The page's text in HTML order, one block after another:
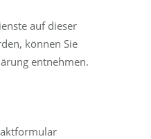
auf dieser
können Sie
entnehmen.